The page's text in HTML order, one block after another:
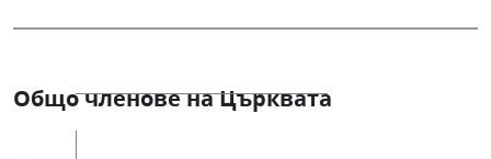
Общо членове на Църквата